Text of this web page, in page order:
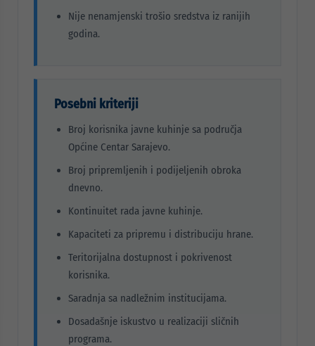
Nije nenamjenski trošio sredstva iz ranijih
godina.
Posebni kriteriji
Broj korisnika javne kuhinje sa područja
Općine Centar Sarajevo.
Broj pripremljenih i podijeljenih obroka
dnevno.
Kontinuitet rada javne kuhinje.
Kapaciteti za pripremu i distribuciju hrane.
Teritorijalna dostupnost i pokrivenost
korisnika.
Saradnja sa nadležnim institucijama.
Dosadašnje iskustvo u realizaciji sličnih
programa.